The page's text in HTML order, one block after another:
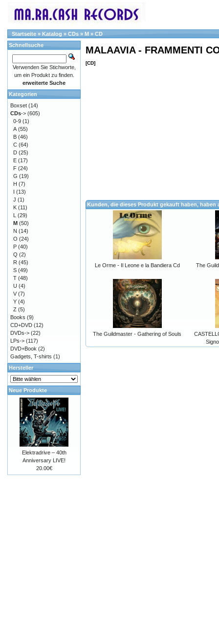
Startseite » Katalog » CDs » M » CD
MALAAVIA - FRAMMENTI
[CD]
Kunden, die dieses Produkt gekauft haben,
Le Orme - Il Leone e la Bandiera Cd The
The Guildmaster - Gathering of Souls
Schnellsuche
Verwenden Sie Stichworte,
um ein Produkt zu finden.
erweiterte Suche
Kategorien
Boxset (14)
CDs-> (605)
0-9 (1)
A (55)
B (46)
C (64)
D (25)
E (17)
F (24)
G (19)
H (7)
I (13)
J (1)
K (11)
L (29)
M (50)
N (14)
O (24)
P (40)
Q (2)
R (45)
S (49)
T (48)
U (4)
V (7)
Y (4)
Z (5)
Books (9)
CD+DVD (12)
DVDs-> (22)
LPs-> (117)
DVD+Book (2)
Gadgets, T-shirts (1)
Hersteller
Neue Produkte
Elektradrive – 40th
Anniversary LIVE!
20.00€